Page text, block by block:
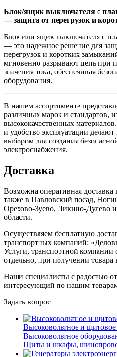
Блок/ящик выключателя с
— защита от перегрузок и
Блок или ящик выключателя с
— это надежное решение для
перегрузок и коротких
мгновенно разрывают цепь при
значения тока, обеспечивая
оборудования.
В нашем ассортименте
различных марок и стандартов,
высококачественных
и удобство эксплуатации
выбором для создания
электроснабжения.
Доставка
Возможна оперативная
также в Павловский посад,
Орехово-Зуево, Ликино-Дулево
области.
Осуществляем бесплатную
транспортных компаний:
Услуги, транспортной компании
отдельно, при получении товара
Наши специалисты с радостью
интересующий по нашим
Задать вопрос
Высоковольтное и щитовое
Высоковольтное
Щиты и шкафы,